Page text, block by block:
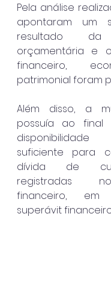
Pela análise
apontaram um
resultado da
orçamentária e
financeiro,
patrimonial foram
Além disso, a
possuía ao final
suficiente para
dívida de
registradas
financeiro,
superávit